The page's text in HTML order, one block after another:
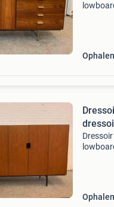
Ophalen
Ophalen